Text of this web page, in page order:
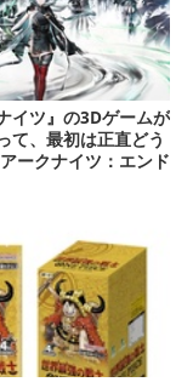
イツ』の3Dゲームが
て、最初は正直どう
ークナイツ：エンド
リリース半年を機
からこその視点【座